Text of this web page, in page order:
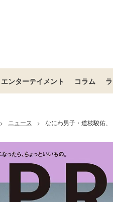
エンターテイメント コラム
> ニュース > なにわ男子・道枝駿佑